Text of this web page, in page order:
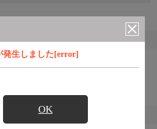
発生しました[error]
OK
組